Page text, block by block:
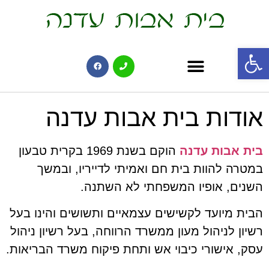
פתח סרגל נגישות
אודות בית אבות עדנה
בית אבות עדנה
הוקם בשנת 1969 בקרית טבעון
במטרה להוות בית חם ואמיתי לדייריו, ובמשך
השנים, אופיו המשפחתי לא השתנה.
הבית מיועד לקשישים עצמאיים ותשושים והינו בעל
רשיון לניהול מעון ממשרד הרווחה, בעל רשיון ניהול
עסק, אישורי כיבוי אש ותחת פיקוח משרד הבריאות.